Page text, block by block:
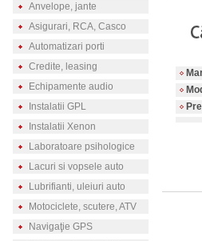
Anvelope, jante
Asigurari, RCA, Casco
Automatizari porti
Credite, leasing
Echipamente audio
Instalatii GPL
Instalatii Xenon
Laboratoare psihologice
Lacuri si vopsele auto
Lubrifianti, uleiuri auto
Motociclete, scutere, ATV
Navigaţie GPS